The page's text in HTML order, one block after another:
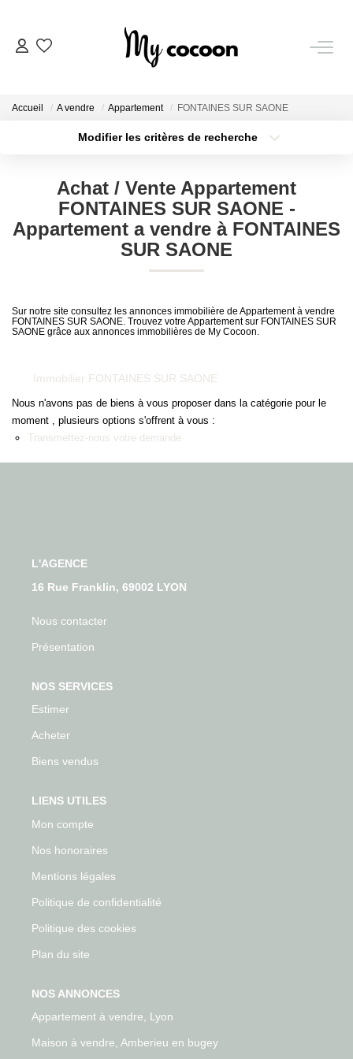
NOS PRESTATIONS
CHASSE IMMOBILIÈRE
NOTRE AGENCE
Nos Actualités
Avis Clients
CONTACT
Accueil A vendre Appartement FONTAINES SUR SAONE
Modifier les critères de recherche
Surface min Budget max
Plus de critères Créer une alerte
Achat / Vente Appartement
FONTAINES SUR SAONE -
Appartement a vendre à FONTAINES
SUR SAONE
Sur notre site consultez les annonces immobilière de Appartement à vendre
FONTAINES SUR SAONE. Trouvez votre Appartement sur FONTAINES SUR
SAONE grâce aux annonces immobilières de My Cocoon.
Immobilier FONTAINES SUR SAONE
Nous n'avons pas de biens à vous proposer dans la catégorie pour le
moment , plusieurs options s'offrent à vous :
Transmettez-nous votre demande
L'AGENCE
16 Rue Franklin, 69002 LYON
Nous contacter
Présentation
NOS SERVICES
Estimer
Acheter
Biens vendus
LIENS UTILES
Mon compte
Nos honoraires
Mentions légales
Politique de confidentialité
Politique des cookies
Plan du site
NOS ANNONCES
Appartement à vendre, Lyon
Maison à vendre, Amberieu en bugey